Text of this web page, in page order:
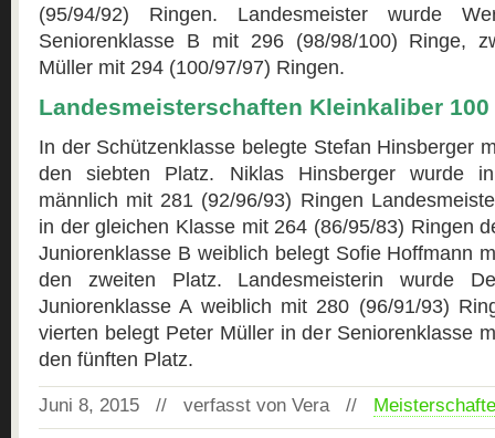
(95/94/92) Ringen. Landesmeister wurde
Seniorenklasse B mit 296 (98/98/100) Ringe,
Müller mit 294 (100/97/97) Ringen.
Landesmeisterschaften Kleinkaliber 100
In der Schützenklasse belegte Stefan Hinsberger
den siebten Platz. Niklas Hinsberger wurde
männlich mit 281 (92/96/93) Ringen
in der gleichen Klasse mit 264 (86/95/83) Ringen
Juniorenklasse B weiblich belegt Sofie Hoffmann
den zweiten Platz. Landesmeisterin wurde
Juniorenklasse A weiblich mit 280 (96/91/93)
vierten belegt Peter Müller in der Seniorenklasse
den fünften Platz.
Juni 8, 2015 // verfasst von Vera //